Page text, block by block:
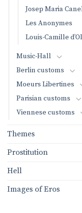
Josep Maria
Les Anonymes
Louis-Camille
Music-Hall
Berlin customs
Moeurs Libertines
Parisian customs
Viennese customs
Themes
Prostitution
Hell
Images of Eros